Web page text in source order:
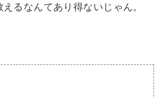
るなんてあり得ないじゃん。